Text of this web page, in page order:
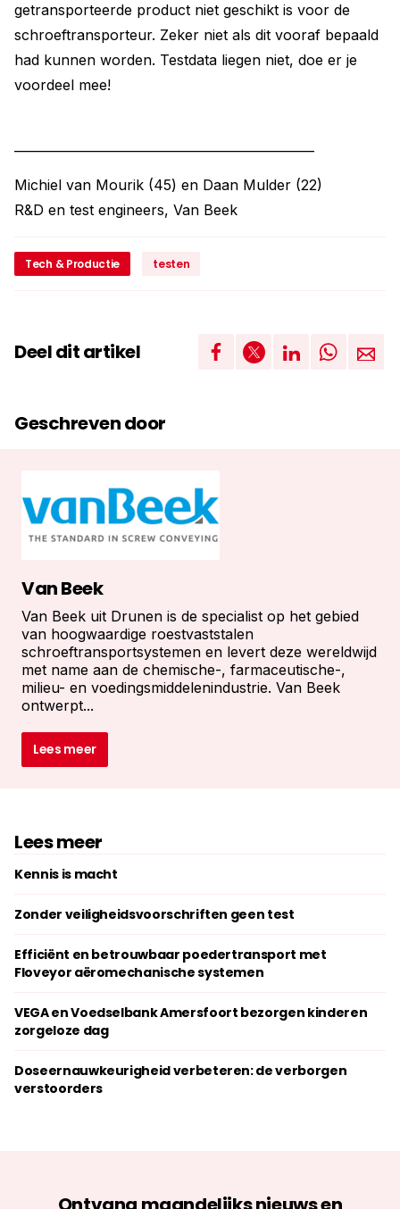
getransporteerde product niet geschikt is voor de
schroeftransporteur. Zeker niet als dit vooraf bepaald
had ­kunnen worden. Testdata liegen niet, doe er je
voordeel mee!
Michiel van Mourik (45) en Daan Mulder (22)
R&D en test engineers, Van Beek
Tech & Productie testen
Deel dit artikel
Geschreven door
Van Beek
Van Beek uit Drunen is de specialist op het gebied
van hoogwaardige roestvaststalen
schroeftransportsystemen en levert deze wereldwijd
met name aan de chemische-, farmaceutische-,
milieu- en voedingsmiddelenindustrie. Van Beek
ontwerpt...
Lees meer
Lees meer
Kennis is macht
Zonder veiligheidsvoorschriften geen test
Efficiënt en betrouwbaar poedertransport met
Floveyor aëromechanische systemen
VEGA en Voedselbank Amersfoort bezorgen kinderen
zorgeloze dag
Doseernauwkeurigheid verbeteren: de verborgen
verstoorders